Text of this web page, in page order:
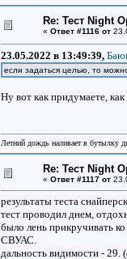
Re: Тест Night
« Ответ #1116 от
23.05.2022 в 13:49:39,
если задаться целью, то
Ну вот как придумаете,
Летний дождь наливает в бутылку
Re: Тест Night
« Ответ #1117 от
результаты теста
тест проводил днем,
было лень прикручивать
СВУАС.
дальность видимости - 29.